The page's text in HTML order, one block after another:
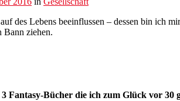
des Lebens beeinflussen – dessen bin ich
Bann ziehen.
Fantasy-Bücher die ich zum Glück vor 30